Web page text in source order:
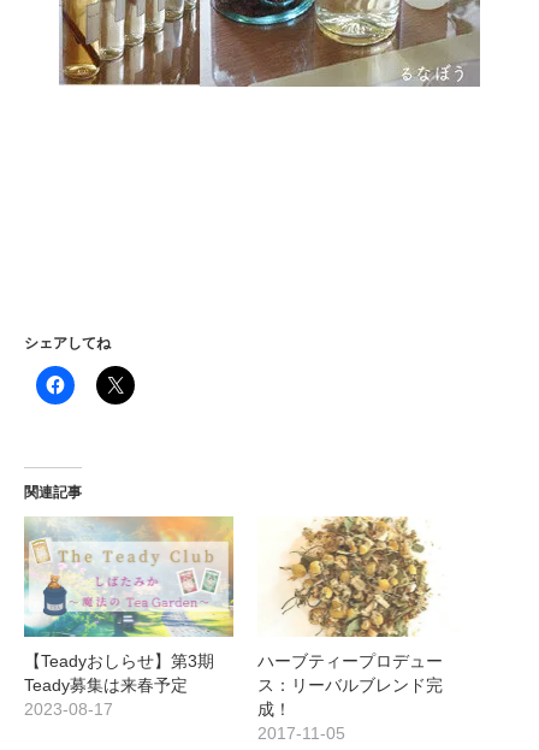
シェアしてね
関連記事
【Teadyおしらせ】第3期
Teady募集は来春予定
2023-08-17
ハーブティープロデュー
ス：リーバルブレンド完
成！
2017-11-05